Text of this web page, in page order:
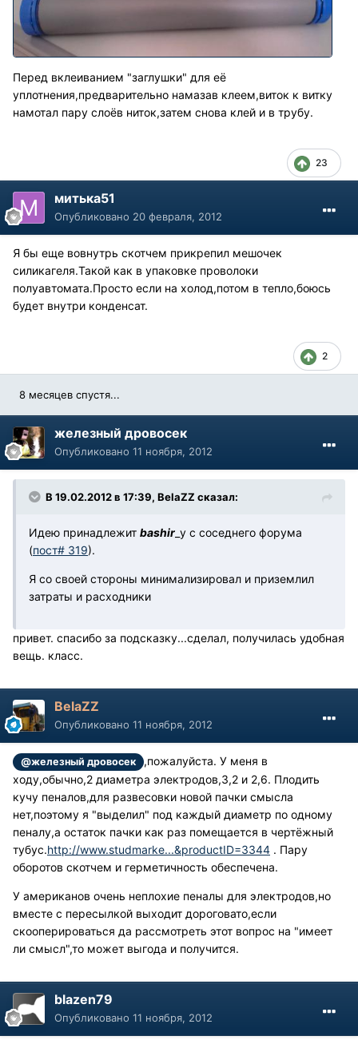
Перед вклеиванием "заглушки" для её
уплотнения,предварительно намазав клеем,виток к витку
намотал пару слоёв ниток,затем снова клей и в трубу.
23
митька51
Опубликовано 20 февраля, 2012
Я бы еще вовнутрь скотчем прикрепил мешочек
силикагеля.Такой как в упаковке проволоки
полуавтомата.Просто если на холод,потом в тепло,боюсь
будет внутри конденсат.
2
8 месяцев спустя...
железный дровосек
Опубликовано 11 ноября, 2012
В 19.02.2012 в 17:39, BelaZZ сказал:
Идею принадлежит bashir _у с соседнего форума
(пост# 319).
Я со своей стороны минимализировал и приземлил
затраты и расходники
привет. спасибо за подсказку...сделал, получилась удобная
вещь. класс.
BelaZZ
Опубликовано 11 ноября, 2012
@железный дровосек
,пожалуйста. У меня в
ходу,обычно,2 диаметра электродов,3,2 и 2,6. Плодить
кучу пеналов,для развесовки новой пачки смысла
нет,поэтому я "выделил" под каждый диаметр по одному
пеналу,а остаток пачки как раз помещается в чертёжный
тубус.http://www.studmarke...&productID=3344 . Пару
оборотов скотчем и герметичность обеспечена.
У американов очень неплохие пеналы для электродов,но
вместе с пересылкой выходит дороговато,если
скооперироваться да рассмотреть этот вопрос на "имеет
ли смысл",то может выгода и получится.
blazen79
Опубликовано 11 ноября, 2012